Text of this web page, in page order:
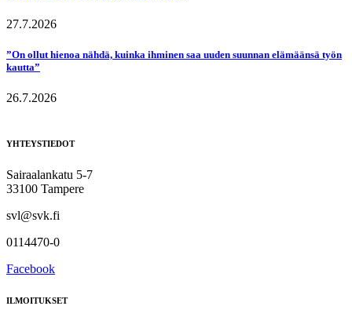
27.7.2026
”On ollut hienoa nähdä, kuinka ihminen saa uuden suunnan elämäänsä työn
kautta”
26.7.2026
YHTEYSTIEDOT
Sairaalankatu 5-7
33100 Tampere
svl@svk.fi
0114470-0
Facebook
ILMOITUKSET